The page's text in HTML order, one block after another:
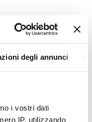
degli annunci
i vostri dati
IP, utilizzando